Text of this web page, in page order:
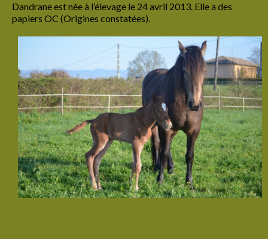
Cadre de vie
Suivi santé
L’étalon
Ses origines
Modèle et allures
Son caractère
Ses aptitudes
Dandrane est née à l’élevage le 24 avril 2013. Elle a des
papiers OC (Origines constatées).